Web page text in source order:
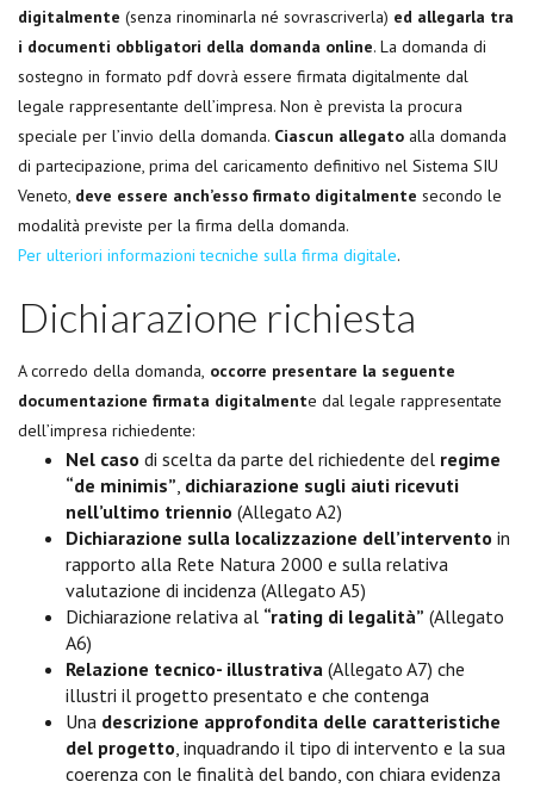
digitalmente (senza rinominarla né sovrascriverla) ed allegarla tra
i documenti obbligatori della domanda online. La domanda di
sostegno in formato pdf dovrà essere firmata digitalmente dal
legale rappresentante dell’impresa. Non è prevista la procura
speciale per l’invio della domanda. Ciascun allegato alla domanda
di partecipazione, prima del caricamento definitivo nel Sistema SIU
Veneto, deve essere anch’esso firmato digitalmente secondo le
modalità previste per la firma della domanda.
Per ulteriori informazioni tecniche sulla firma digitale.
Dichiarazione richiesta
A corredo della domanda, occorre presentare la seguente
documentazione firmata digitalmente dal legale rappresentate
dell’impresa richiedente:
Nel caso di scelta da parte del richiedente del regime
“de minimis”, dichiarazione sugli aiuti ricevuti
nell’ultimo triennio (Allegato A2)
Dichiarazione sulla localizzazione dell’intervento in
rapporto alla Rete Natura 2000 e sulla relativa
valutazione di incidenza (Allegato A5)
Dichiarazione relativa al “rating di legalità” (Allegato
A6)
Relazione tecnico- illustrativa (Allegato A7) che
illustri il progetto presentato e che contenga
Una descrizione approfondita delle caratteristiche
del progetto, inquadrando il tipo di intervento e la sua
coerenza con le finalità del bando, con chiara evidenza